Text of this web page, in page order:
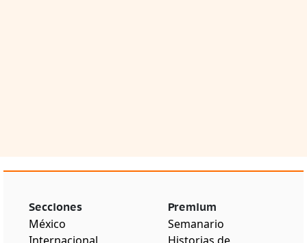
Secciones
México
Premium
Semanario